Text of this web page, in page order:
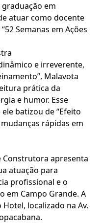
em
atuar como docente
Semanas em Ações
e irreverente,
Malavota
prática da
e humor. Esse
batizou de “Efeito
rápidas em
apresenta
atuação para
profissional e o
em Campo Grande. A
localizado na Av.